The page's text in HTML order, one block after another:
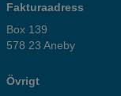
Fakturaadress
Box 139
578 23 Aneby
Övrigt